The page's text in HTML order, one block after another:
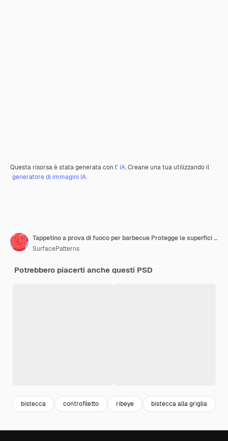
Questa risorsa è stata generata con l' IA. Creane una tua utilizzando il
generatore di immagini IA.
Tappetino a prova di fuoco per barbecue Protegge le superfici dal calore e dalle fuoriuscite Iperrealistico Bianco isolato Plain Trans
SurfacePatterns
Potrebbero piacerti anche questi PSD
bistecca controfiletto ribeye bistecca alla griglia